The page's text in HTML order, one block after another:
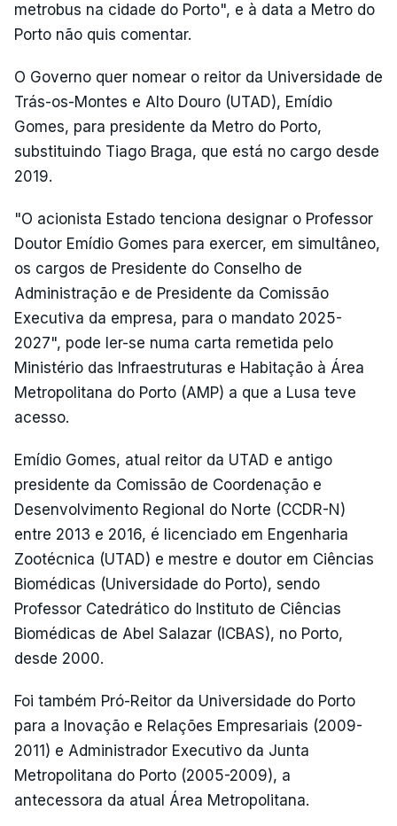
metrobus na cidade do Porto", e à data a Metro do
Porto não quis comentar.
O Governo quer nomear o reitor da Universidade de
Trás-os-Montes e Alto Douro (UTAD), Emídio
Gomes, para presidente da Metro do Porto,
substituindo Tiago Braga, que está no cargo desde
2019.
"O acionista Estado tenciona designar o Professor
Doutor Emídio Gomes para exercer, em simultâneo,
os cargos de Presidente do Conselho de
Administração e de Presidente da Comissão
Executiva da empresa, para o mandato 2025-
2027", pode ler-se numa carta remetida pelo
Ministério das Infraestruturas e Habitação à Área
Metropolitana do Porto (AMP) a que a Lusa teve
acesso.
Emídio Gomes, atual reitor da UTAD e antigo
presidente da Comissão de Coordenação e
Desenvolvimento Regional do Norte (CCDR-N)
entre 2013 e 2016, é licenciado em Engenharia
Zootécnica (UTAD) e mestre e doutor em Ciências
Biomédicas (Universidade do Porto), sendo
Professor Catedrático do Instituto de Ciências
Biomédicas de Abel Salazar (ICBAS), no Porto,
desde 2000.
Foi também Pró-Reitor da Universidade do Porto
para a Inovação e Relações Empresariais (2009-
2011) e Administrador Executivo da Junta
Metropolitana do Porto (2005-2009), a
antecessora da atual Área Metropolitana.